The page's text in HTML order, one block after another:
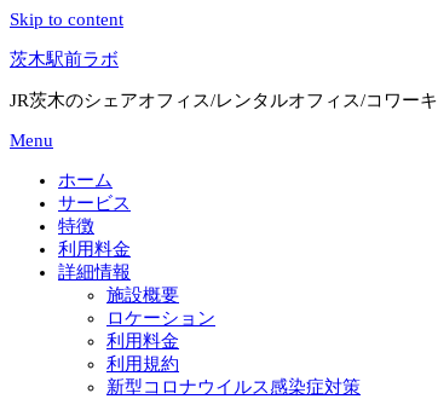
Skip to content
茨木駅前ラボ
JR茨木のシェアオフィス/レンタルオフィス/コワー
Menu
ホーム
サービス
特徴
利用料金
詳細情報
施設概要
ロケーション
利用料金
利用規約
新型コロナウイルス感染症対策